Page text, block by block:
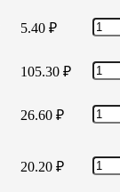
5.40 ₽
105.30 ₽
26.60 ₽
20.20 ₽